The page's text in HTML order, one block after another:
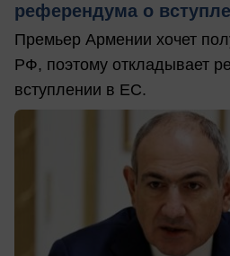
референдума о
Премьер Армении хочет
РФ, поэтому откладывает
вступлении в ЕС.